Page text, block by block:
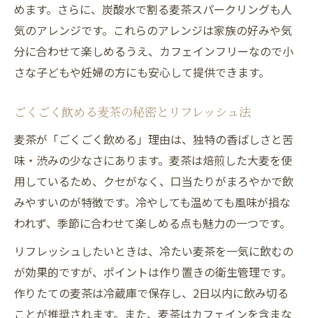
めます。さらに、炭酸水で割る麦茶スパークリングも人
気のアレンジです。これらのアレンジは家族の好みや気
分に合わせて楽しめるうえ、カフェインフリーなので小
さな子どもや妊婦の方にも安心して提供できます。
ごくごく飲める麦茶の秘密とリフレッシュ法
麦茶が「ごくごく飲める」理由は、独特の香ばしさと苦
味・渋みの少なさにあります。麦茶は焙煎した大麦を使
用しているため、クセがなく、口当たりがまろやかで飲
みやすいのが特徴です。冷やしても温めても風味が損な
われず、季節に合わせて楽しめる点も魅力の一つです。
リフレッシュしたいときは、冷たい麦茶を一気に飲むの
が効果的ですが、ポイントは作り置きの衛生管理です。
作りたての麦茶は冷蔵庫で保存し、2日以内に飲み切る
ことが推奨されます。また、麦茶はカフェインを含まな